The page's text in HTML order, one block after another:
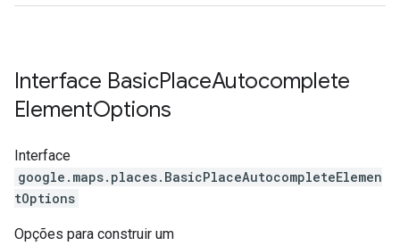
Interface BasicPlaceAutocomplete
ElementOptions
Interface
google.maps.places. BasicPlaceAutocompleteElemen
tOptions
Opções para construir um